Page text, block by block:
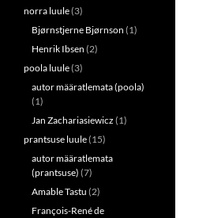
norra luule(3)
Bjørnstjerne Bjørnson (1)
Henrik Ibsen (2)
poola luule(3)
autor määratlemata (poola)
(1)
Jan Zachariasiewicz (1)
prantsuse luule(15)
autor määratlemata
(prantsuse) (7)
Amable Tastu (2)
François-René de